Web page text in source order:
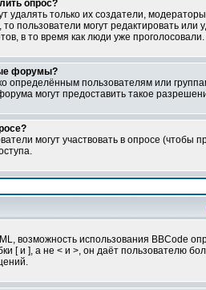
опрос?
удалять только их создатели,
то пользователи могут редактировать
в то время как люди уже проголосовали.
форумы?
определённым пользователям или
могут предоставить такое
могут участвовать в опросе
возможность использования BBCode
[ и ], а не < и >, он даёт пользователю